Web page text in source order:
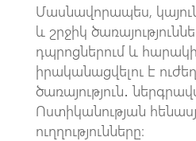
Մասնավորապես,
և շրջիկ
դպրոցներում և
իրականացվելու է
ծառայություն․
Ոստիկանության
ուղղությունները։